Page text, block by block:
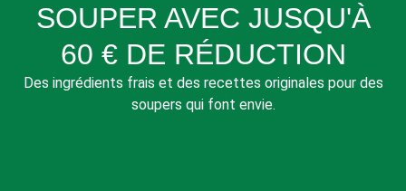
SOUPER AVEC JUSQU'À
60 € DE RÉDUCTION
Des ingrédients frais et des recettes originales pour des
soupers qui font envie.